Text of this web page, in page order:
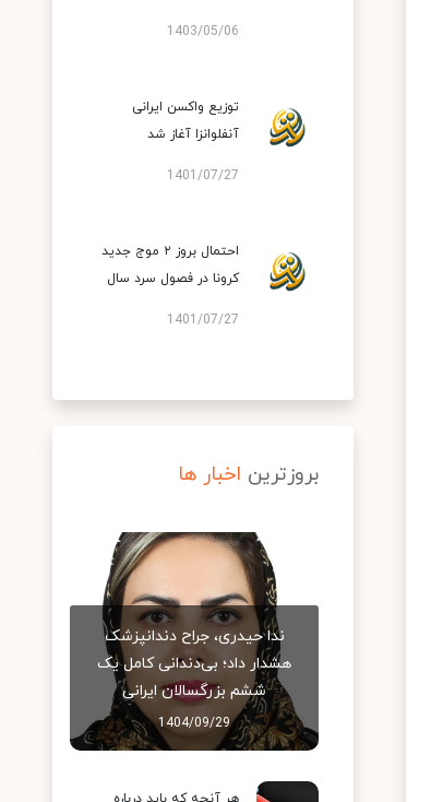
1403/05/06
توزیع واکسن ایرانی
آنفلوانزا آغاز شد
1401/07/27
احتمال بروز ۲ موج جدید
کرونا در فصول سرد سال
1401/07/27
بروزترین اخبار ها
ندا حیدری، جراح دندانپزشک
هشدار داد؛ بی‌دندانی کامل یک
ششم بزرگسالان ایرانی
1404/09/29